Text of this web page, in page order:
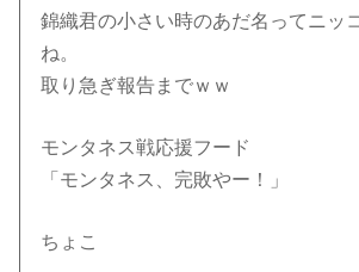
錦織君の小さい時のあだ名ってニッ
ね。
取り急ぎ報告までｗｗ
モンタネス戦応援フード
「モンタネス、完敗やー！」
ちょこ